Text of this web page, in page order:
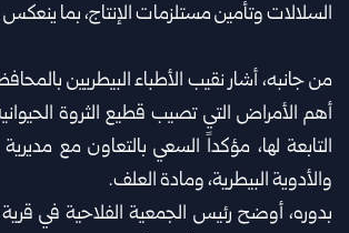
السلالات وتأمين مستلزمات الإنتاج، بما ينعكس
من جانبه، أشار نقيب الأطباء البيطريين
أهم الأمراض التي تصيب قطيع الثروة
التابعة لها، مؤكداً السعي بالتعاون مع
والأدوية البيطرية، ومادة العلف.
بدوره، أوضح رئيس الجمعية الفلاحية في